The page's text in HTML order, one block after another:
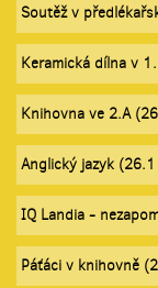
Soutěž v
Keramická dílna v
Knihovna ve 2.A
Anglický jazyk
IQ Landia -
Páťáci v knihovně